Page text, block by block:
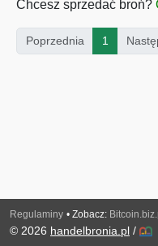
Chcesz sprzedać broń?
Poprzednia 1 (current)
Regulaminy • Zobacz:
© 2026 handelbronia.pl /